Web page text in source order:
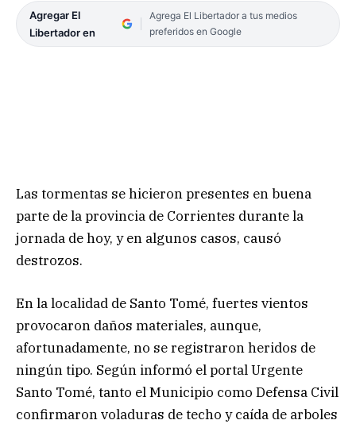
Agregar El
Libertador en
Agrega El Libertador a tus medios
preferidos en Google
Las tormentas se hicieron presentes en buena
parte de la provincia de Corrientes durante la
jornada de hoy, y en algunos casos, causó
destrozos.
En la localidad de Santo Tomé, fuertes vientos
provocaron daños materiales, aunque,
afortunadamente, no se registraron heridos de
ningún tipo. Según informó el portal Urgente
Santo Tomé, tanto el Municipio como Defensa Civil
confirmaron voladuras de techo y caída de arboles